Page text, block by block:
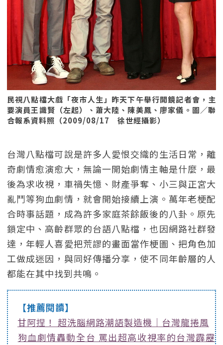
民視八點檔大戲「夜市人生」昨天下午舉行開鏡記者會，主
要演員王識賢（左起）、蕭大陸、陳美鳳、廖家儀。圖／聯
合報系資料照（2009/08/17 徐世經攝影）
台灣八點檔可說是許多人愛恨交織的生活日常，離
奇劇情愈演愈大，無論一開始劇情主軸是什麼，最
後為求收視，車禍失憶、財產爭奪、小三與正宮大
亂鬥等狗血劇情，就會開始接續上演。萬年老梗配
合時事話題，成為許多家庭茶餘飯後的八卦。原先
鎖定中、高齡群眾的台語八點檔，也因網路社群發
達，年輕人喜愛把荒謬的畫面當作梗圖、把角色加
工做成迷因，與同好傳播分享，使不同年齡層的人
都能在其中找到共鳴。
【推薦閱讀】
甘阿捏！ 超洗腦網路潮語製造機｜台灣龍捲風
狗血劇情轟動全台 罵出超高收視率的台灣霹靂